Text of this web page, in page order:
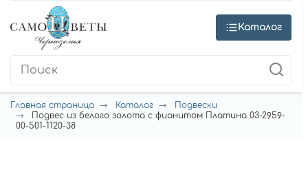
Каталог
Главная страница Каталог
Подвески
Подвес из белого золота с фианитом Платина 03-2959-
00-501-1120-38